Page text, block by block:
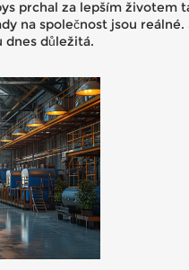
prchal za lepším
na společnost jsou
dnes důležitá.